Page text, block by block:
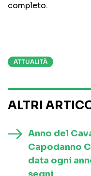
completo.
ATTUALITÀ
ALTRI
Anno del
Capodanno
data ogni